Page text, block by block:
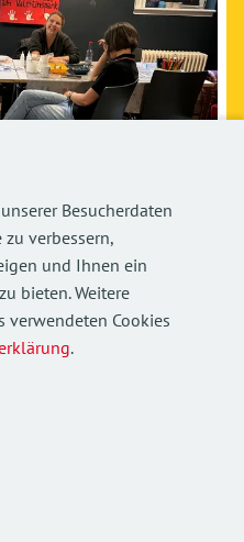
Besucherdaten
verbessern,
und Ihnen ein
bieten. Weitere
Cookies
.